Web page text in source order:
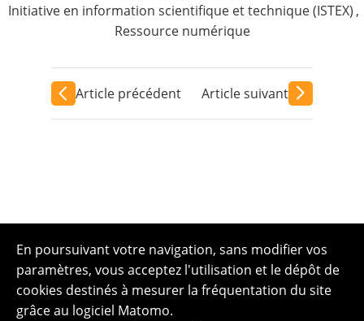
Initiative en information scientifique et technique (ISTEX) ,
Ressource numérique
Article précédent Article suivant
En poursuivant votre navigation, sans modifier vos
paramètres, vous acceptez l'utilisation et le dépôt de
cookies destinés à mesurer la fréquentation du site
grâce au logiciel Matomo.